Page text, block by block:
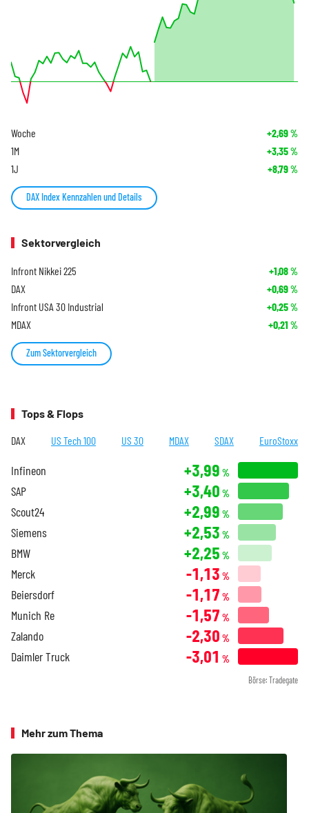
Woche +2,69%
1M +3,35%
1J +8,79%
DAX Index Kennzahlen und Details
Sektorvergleich
Infront Nikkei 225 +1,08%
DAX +0,69%
Infront USA 30 Industrial +0,25%
MDAX +0,21 %
Zum Sektorvergleich
Tops & Flops
DAX US Tech 100 US 30 MDAX SDAX EuroStoxx
Infineon +3,99 %
SAP +3,40 %
Scout24 +2,99 %
Siemens +2,53 %
BMW +2,25 %
Merck -1,13 %
Beiersdorf -1,17 %
Munich Re -1,57 %
Zalando -2,30 %
Daimler Truck -3,01 %
Börse: Tradegate
Mehr zum Thema